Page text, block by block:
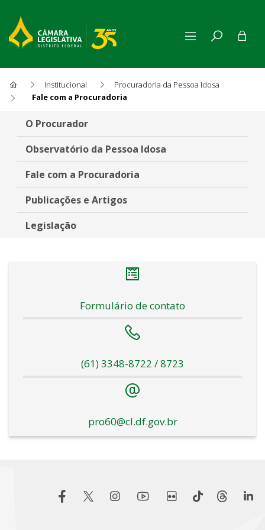
Institucional
Procuradoria da Pessoa Idosa
Fale com a Procuradoria
Fale com a Procuradoria
O Procurador
Observatório da Pessoa Idosa
Fale com a Procuradoria
Publicações e Artigos
Legislação
Formulário de contato
(61) 3348-8722 / 8723
pro60@cl.df.gov.br